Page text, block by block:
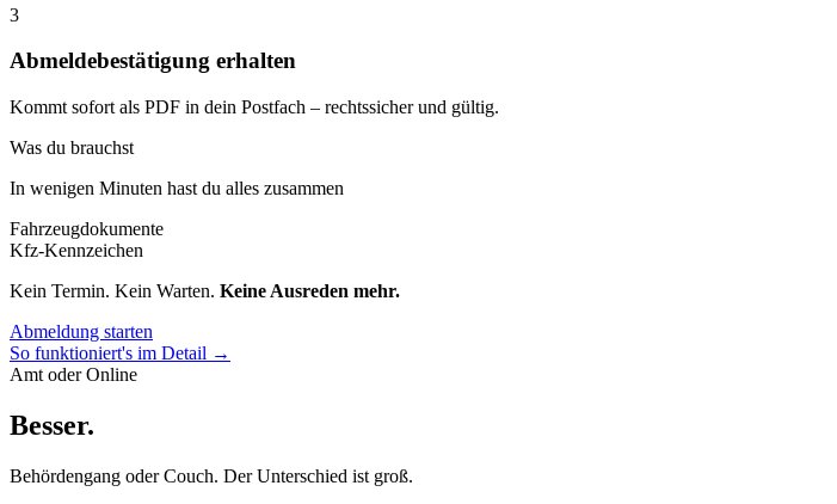
3
Abmeldebestätigung erhalten
Kommt sofort als PDF in dein Postfach – rechtssicher und gültig.
Was du brauchst
In wenigen Minuten hast du alles zusammen
Fahrzeugdokumente
Kfz-Kennzeichen
Kein Termin. Kein Warten. Keine Ausreden mehr.
Abmeldung starten
So funktioniert's im Detail →
Amt oder Online
Besser.
Behördengang oder Couch. Der Unterschied ist groß.